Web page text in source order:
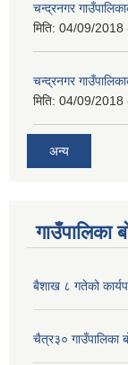
चन्द्रनगर
मिति: 04/09/2018
चन्द्रनगर
मिति: 04/09/2018
अन्य
गाउँपालिका
बैशाख ८ गतेको
चैत्र३० गाउँपालिका